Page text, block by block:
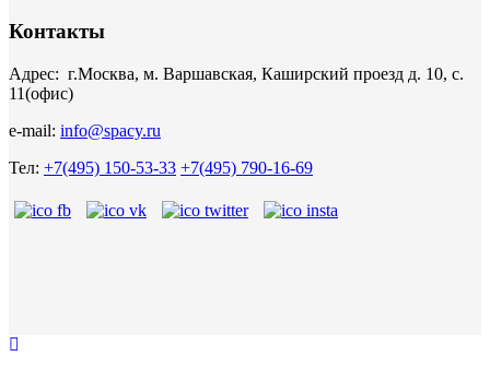
Контакты
Адрес: г.Москва, м. Варшавская, Каширский проезд д. 10, с.
11(офис)
e-mail: info@spacy.ru
Тел: +7(495) 150-53-33 +7(495) 790-16-69